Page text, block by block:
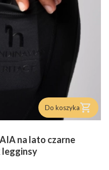
Do koszyka
silikon pełny lej NOWE flex legginsy